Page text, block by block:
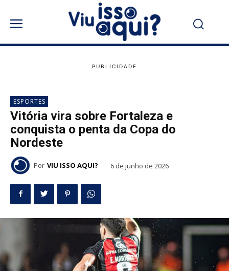
ESPORTES
Vitória vira sobre Fortaleza e
conquista o penta da Copa do
Nordeste
Por VIU ISSO AQUI? 6 de junho de 2026